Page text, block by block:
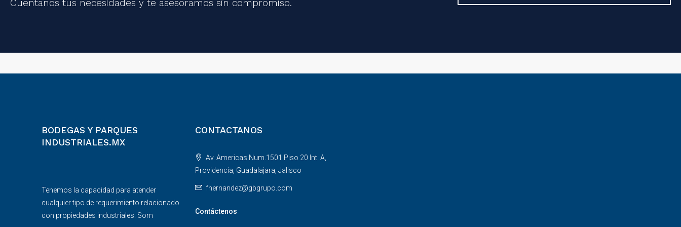
Cuentanos tus necesidades y te asesoramos sin compromiso.
BODEGAS Y PARQUES
INDUSTRIALES.MX
Tenemos la capacidad para atender
cualquier tipo de requerimiento relacionado
con propiedades industriales. Som
CONTACTANOS
Av. Americas Num.1501 Piso 20 Int. A,
Providencia, Guadalajara, Jalisco
fhernandez@gbgrupo.com
Contáctenos